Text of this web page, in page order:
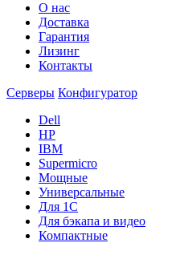
О нас
Доставка
Гарантия
Лизинг
Контакты
Серверы Конфигуратор
Dell
HP
IBM
Supermicro
Мощные
Универсальные
Для 1С
Для бэкапа и видео
Компактные